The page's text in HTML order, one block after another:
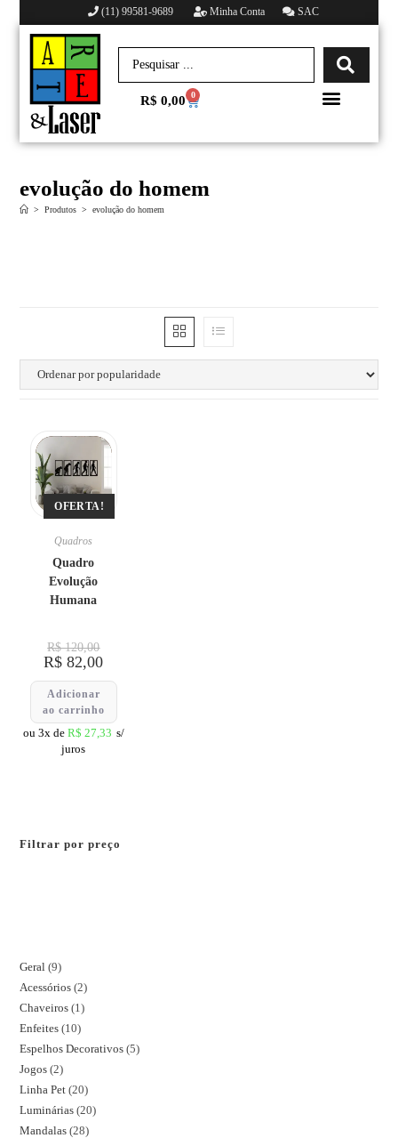
(11) 99581-9689 Minha Conta SAC
R$ 0,00 0
evolução do homem
> Produtos > evolução do homem
OFERTA!
Quadros
Quadro
Evolução
Humana
R$120,00
R$ 82,00
Adicionar
ao carrinho
ou 3x de R$ 27,33 s/
juros
Filtrar por preço
Geral 9
Acessórios 2
Chaveiros 1
Enfeites 10
Espelhos Decorativos 5
Jogos 2
Linha Pet 20
Luminárias 20
Mandalas 28